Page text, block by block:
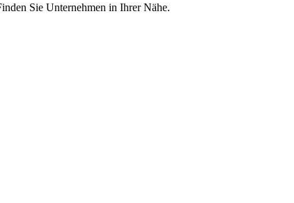
Sie Unternehmen in Ihrer Nähe.